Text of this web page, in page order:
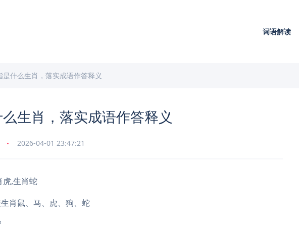
词语解读
是什么生肖，落实成语作答释义
生肖，落实成语作答释义
2026-04-01 23:47:21
虎,生肖蛇
肖鼠、马、虎、狗、蛇